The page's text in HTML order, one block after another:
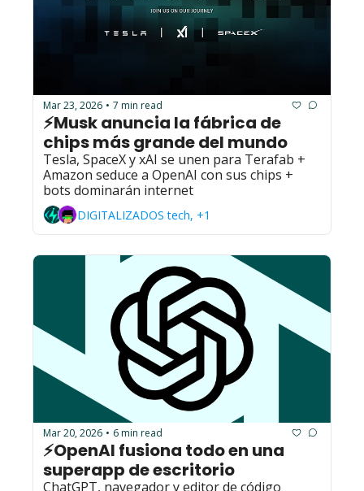
Mar 23, 2026 • 7 min read
⚡Musk anuncia la fábrica de
chips más grande del mundo
Tesla, SpaceX y xAI se unen para Terafab +
Amazon seduce a OpenAI con sus chips +
bots dominarán internet
DIGITALIZADOS tech, +1
Mar 20, 2026 • 6 min read
⚡OpenAI fusiona todo en una
superapp de escritorio
ChatGPT, navegador y editor de código